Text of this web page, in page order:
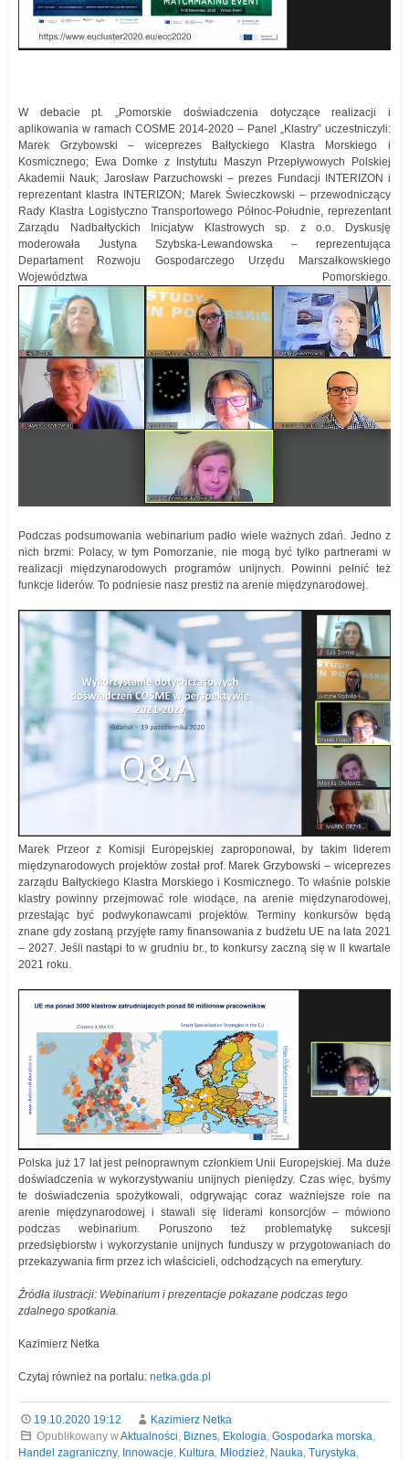
W debacie pt. „Pomorskie doświadczenia dotyczące realizacji i
aplikowania w ramach COSME 2014-2020 – Panel „Klastry” uczestniczyli:
Marek Grzybowski – wiceprezes Bałtyckiego Klastra Morskiego i
Kosmicznego; Ewa Domke z Instytutu Maszyn Przepływowych Polskiej
Akademii Nauk; Jarosław Parzuchowski – prezes Fundacji INTERIZON i
reprezentant klastra INTERIZON; Marek Świeczkowski – przewodniczący
Rady Klastra Logistyczno Transportowego Północ-Południe, reprezentant
Zarządu Nadbałtyckich Inicjatyw Klastrowych sp. z o.o. Dyskusję
moderowała Justyna Szybska-Lewandowska – reprezentująca
Departament Rozwoju Gospodarczego Urzędu Marszałkowskiego
Województwa Pomorskiego.
Podczas podsumowania webinarium padło wiele ważnych zdań. Jedno z
nich brzmi: Polacy, w tym Pomorzanie, nie mogą być tylko partnerami w
realizacji międzynarodowych programów unijnych. Powinni pełnić też
funkcje liderów. To podniesie nasz prestiż na arenie międzynarodowej.
Marek Przeor z Komisji Europejskiej zaproponował, by takim liderem
międzynarodowych projektów został prof. Marek Grzybowski – wiceprezes
zarządu Bałtyckiego Klastra Morskiego i Kosmicznego. To właśnie polskie
klastry powinny przejmować role wiodące, na arenie międzynarodowej,
przestając być podwykonawcami projektów. Terminy konkursów będą
znane gdy zostaną przyjęte ramy finansowania z budżetu UE na lata 2021
– 2027. Jeśli nastąpi to w grudniu br., to konkursy zaczną się w II kwartale
2021 roku.
Polska już 17 lat jest pełnoprawnym członkiem Unii Europejskiej. Ma duże
doświadczenia w wykorzystywaniu unijnych pieniędzy. Czas więc, byśmy
te doświadczenia spożytkowali, odgrywając coraz ważniejsze role na
arenie międzynarodowej i stawali się liderami konsorcjów – mówiono
podczas webinarium. Poruszono też problematykę sukcesji
przedsiębiorstw i wykorzystanie unijnych funduszy w przygotowaniach do
przekazywania firm przez ich właścicieli, odchodzących na emerytury.
Źródła ilustracji: Webinarium i prezentacje pokazane podczas tego
zdalnego spotkania.
Kazimierz Netka
Czytaj również na portalu: netka.gda.pl
19.10.2020 19:12
Kazimierz Netka
Opublikowany wAktualności Biznes, Ekologia Gospodarka morska
Handel zagraniczny, Innowacje Kultura Młodzież Nauka Turystyka